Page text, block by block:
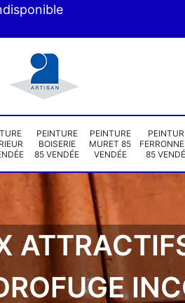
PEINTURE
BOISERIE
85 VENDÉE
PEINTURE
MURET 85
VENDÉE
85